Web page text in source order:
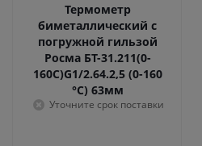
Термометр
биметаллический с
погружной гильзой
Росма БТ-31.211(0-
160С)G1/2.64.2,5 (0-160
°С) 63мм
Уточните срок поставки